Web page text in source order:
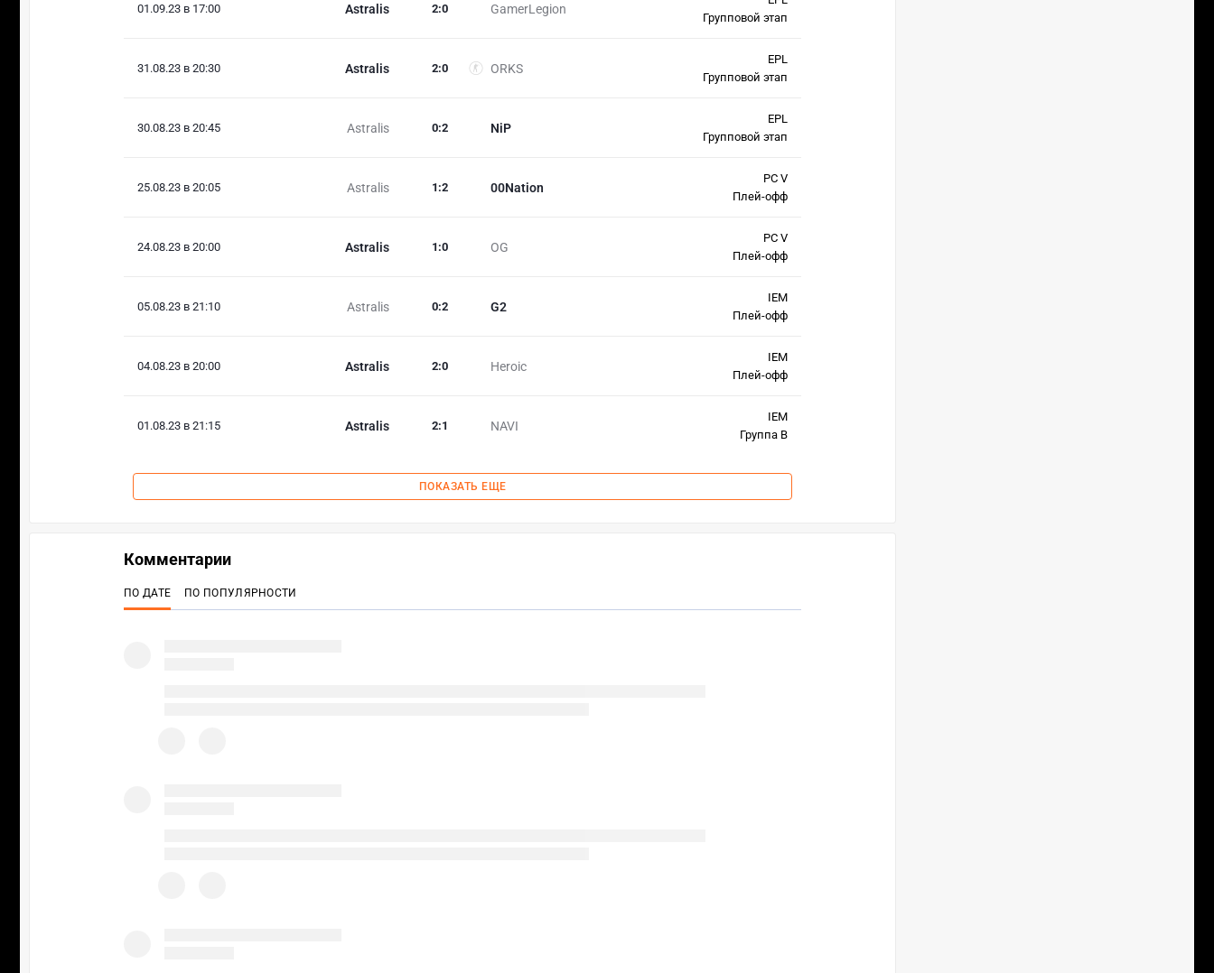
01.09.23 в 17:00 Astralis GamerLegion
2:0
Групповой этап
31.08.23 в 20:30 Astralis ORKS
2:0
EPL
Групповой этап
30.08.23 в 20:45 Astralis NiP
0:2
EPL
Групповой этап
25.08.23 в 20:05 Astralis 00Nation
1 :2
PC V
Плей-офф
24.08.23 в 20:00 Astralis OG
1 :0
PC V
Плей-офф
05.08.23 в 21:10 Astralis G2
0:2
IEM
Плей-офф
04.08.23 в 20:00 Astralis Heroic
2:0
IEM
Плей-офф
01.08.23 в 21:15 Astralis NAVI
2:1
IEM
Группа B
ПОКАЗАТЬ ЕЩЕ
Комментарии
ПО ДАТЕ ПО ПОПУЛЯРНОСТИ